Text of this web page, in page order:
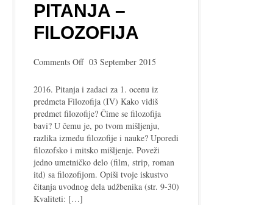
PITANJA –
FILOZOFIJA
Comments Offon
–
Filozofija
03 September 2015
2016. Pitanja i zadaci za 1. ocenu iz
predmeta Filozofija (IV) Kako vidiš
predmet filozofije? Čime se filozofija
bavi? U čemu je, po tvom mišljenju,
razlika između filozofije i nauke? Uporedi
filozofsko i mitsko mišljenje. Poveži
jedno umetničko delo (film, strip, roman
itd) sa filozofijom. Opiši tvoje iskustvo
čitanja uvodnog dela udžbenika (str. 9-30)
Kvaliteti: […]